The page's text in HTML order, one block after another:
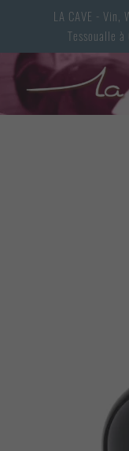
LA CAVE - Vin,
Tessoualle